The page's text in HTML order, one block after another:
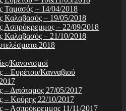
Ταμασός – 14/04/2018
Καλαβασός – 19/05/2018
Ασπρόκρεμμος – 22/09/2018
Καλαβασός – 21/10/2018
2018
Κανονισμοί
– Ευρέτου/Κανναβιού
– Διπόταμος 27/05/2017
– Κούρης 22/10/2017
– Ασπρόκρεμμος 11/11/2017